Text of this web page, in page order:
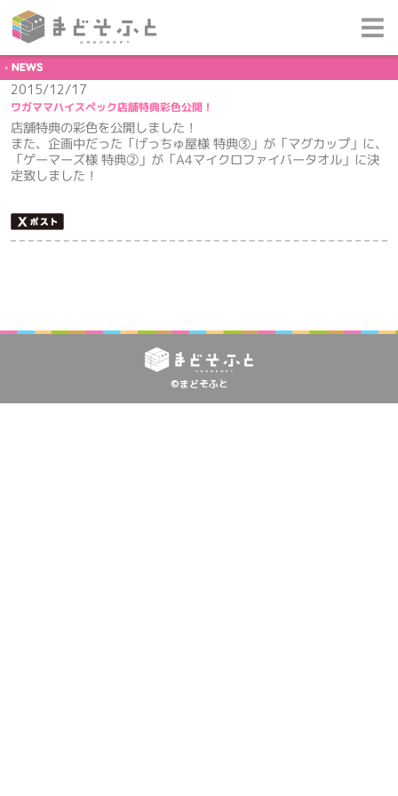
NEWS
2015/12/17
ワガママハイスペック店舗特典彩色公開！
店舗特典の彩色を公開しました！
また、企画中だった「げっちゅ屋様 特典③」が「マグカップ」に、
「ゲーマーズ様 特典②」が「A4マイクロファイバータオル」に決
定致しました！
©まどそふと